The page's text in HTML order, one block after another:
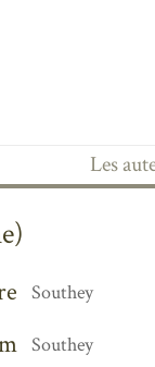
Les
Southey
Southey